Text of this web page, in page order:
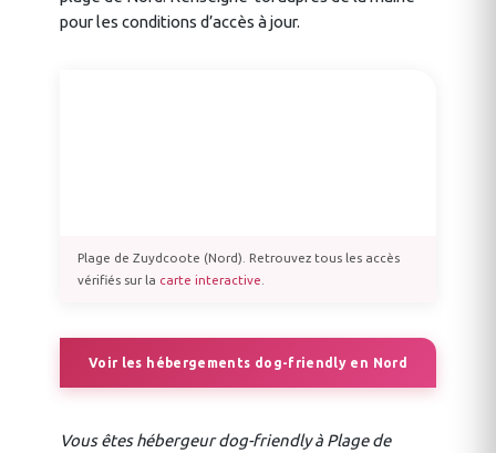
pour les conditions d’accès à jour.
Plage de Zuydcoote (Nord). Retrouvez tous les accès
vérifiés sur la carte interactive
Voir les hébergements dog-friendly en Nord
Vous êtes hébergeur dog-friendly à Plage de